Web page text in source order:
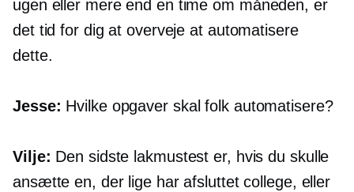
ugen eller mere end en time om måneden, er
det tid for dig at overveje at automatisere
dette.
Jesse: Hvilke opgaver skal folk automatisere?
Vilje: Den sidste lakmustest er, hvis du skulle
ansætte en, der lige har afsluttet college, eller